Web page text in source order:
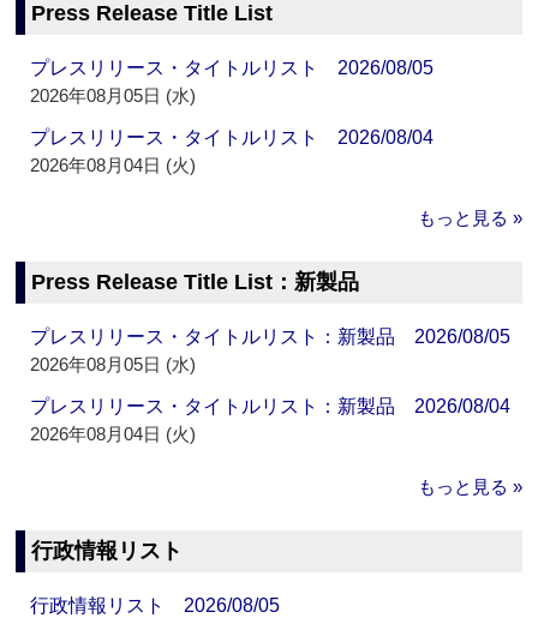
Press Release Title List
プレスリリース・タイトルリスト 2026/08/05
2026年08月05日 (水)
プレスリリース・タイトルリスト 2026/08/04
2026年08月04日 (火)
もっと見る »
Press Release Title List：新製品
プレスリリース・タイトルリスト：新製品 2026/08/05
2026年08月05日 (水)
プレスリリース・タイトルリスト：新製品 2026/08/04
2026年08月04日 (火)
もっと見る »
行政情報リスト
行政情報リスト 2026/08/05